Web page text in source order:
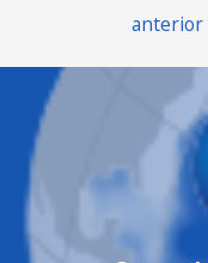
anterior